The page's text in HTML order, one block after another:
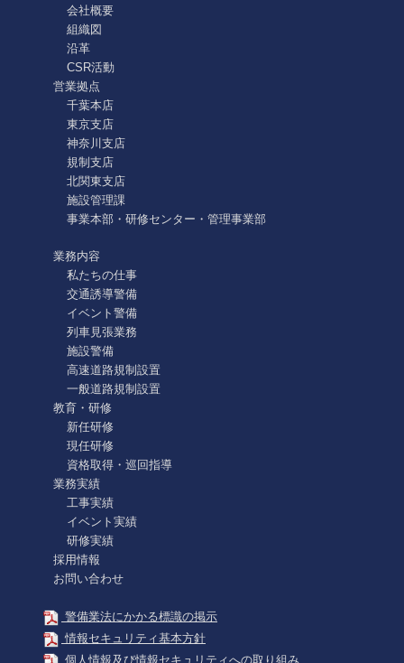
会社概要
組織図
沿革
CSR活動
営業拠点
千葉本店
東京支店
神奈川支店
規制支店
北関東支店
施設管理課
事業本部・研修センター・管理事業部
業務内容
私たちの仕事
交通誘導警備
イベント警備
列車見張業務
施設警備
高速道路規制設置
一般道路規制設置
教育・研修
新任研修
現任研修
資格取得・巡回指導
業務実績
工事実績
イベント実績
研修実績
採用情報
お問い合わせ
警備業法にかかる標識の掲示
情報セキュリティ基本方針
個人情報及び情報セキュリティへの取り組み